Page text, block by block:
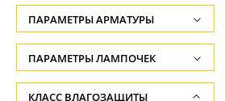
Ширина, см
-
Глубина врезки, см
ФОРМА ПЛАФОНА
Круглый(21)
Полукруг(1)
ПАРАМЕТРЫ АРМАТУРЫ
ЦВЕТ АРМАТУРЫ
Белый(21)
ПАРАМЕТРЫ ЛАМПОЧЕК
Количество ламп
КЛАСС ВЛАГОЗАЩИТЫ